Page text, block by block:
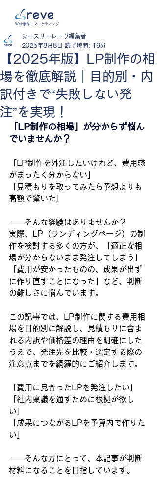
Web制作・マーケティング
【2025年版】LP制作の相
場を徹底解説｜目的別・内
訳付きで“失敗しない発
注”を実現！
シースリーレーヴ編集者
2025年8月8日 読了時間: 19分
「LP制作の相場」が分からず悩ん
でいませんか？
「LP制作を外注したいけれど、費用感
がまったく分からない」
「見積もりを取ってみたら予想よりも
高額で驚いた」
――そんな経験はありませんか？
実際、LP（ランディングページ）の制
作を検討する多くの方が、「適正な相
場が分からないまま発注してしまう」
「費用が安かったものの、成果が出ず
に作り直すことになった」など、判断
の難しさに悩んでいます。
この記事では、LP制作に関する費用相
場を目的別に解説し、見積もりに含ま
れる内訳や価格差の理由を明確にした
うえで、発注先を比較・選定する際の
注意点までを網羅的にご紹介します。
「費用に見合ったLPを発注したい」
「社内稟議を通すために根拠が欲し
い」
「成果につながるLPを予算内で作りた
い」
――そんな方にとって、本記事が判断
材料になることを目指しています。